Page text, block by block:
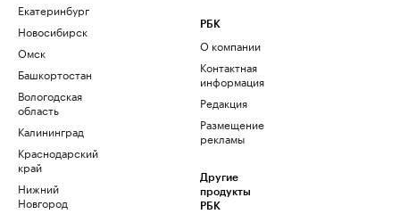
Екатеринбург
Новосибирск
Омск
Башкортостан
Вологодская
область
Калининград
Краснодарский
край
Нижний
Новгород
РБК
О компании
Контактная
информация
Редакция
Размещение
рекламы
Другие
продукты
РБК